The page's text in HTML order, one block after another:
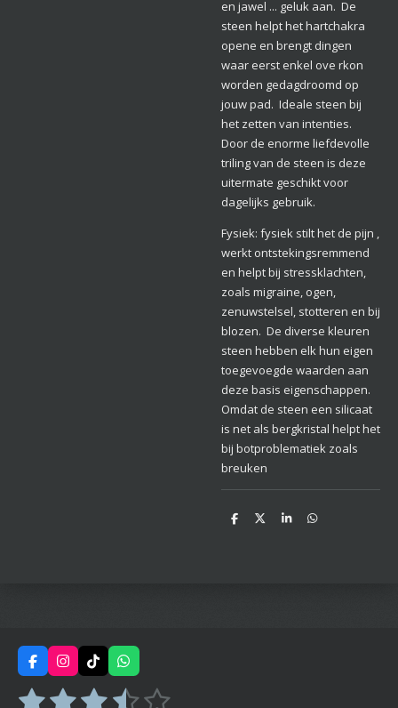
en jawel ... geluk aan. De
steen helpt het hartchakra
opene en brengt dingen
waar eerst enkel ove rkon
worden gedagdroomd op
jouw pad. Ideale steen bij
het zetten van intenties.
Door de enorme liefdevolle
triling van de steen is deze
uitermate geschikt voor
dagelijks gebruik.
Fysiek: fysiek stilt het de pijn ,
werkt ontstekingsremmend
en helpt bij stressklachten,
zoals migraine, ogen,
zenuwstelsel, stotteren en bij
blozen. De diverse kleuren
steen hebben elk hun eigen
toegevoegde waarden aan
deze basis eigenschappen.
Omdat de steen een silicaat
is net als bergkristal helpt het
bij botproblematiek zoals
breuken
D
D
S
D
F
a
c
I
n
s
T
i
k
W
h
a
R
1 2 3 4 5